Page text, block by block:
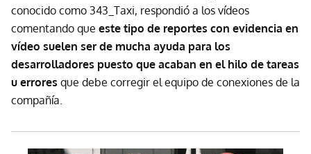
conocido como 343_Taxi, respondió a los vídeos
comentando que este tipo de reportes con evidencia en
vídeo suelen ser de mucha ayuda para los
desarrolladores puesto que acaban en el hilo de tareas
u errores que debe corregir el equipo de conexiones de la
compañía.